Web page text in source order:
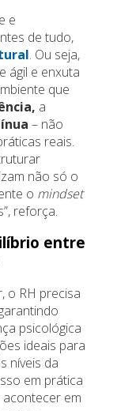
e
de tudo,
. Ou seja,
ágil e enxuta
que
a
– não
reais.
não só o
o mindset
reforça.
entre
o RH precisa
psicológica
ideais para
níveis da
em prática
em